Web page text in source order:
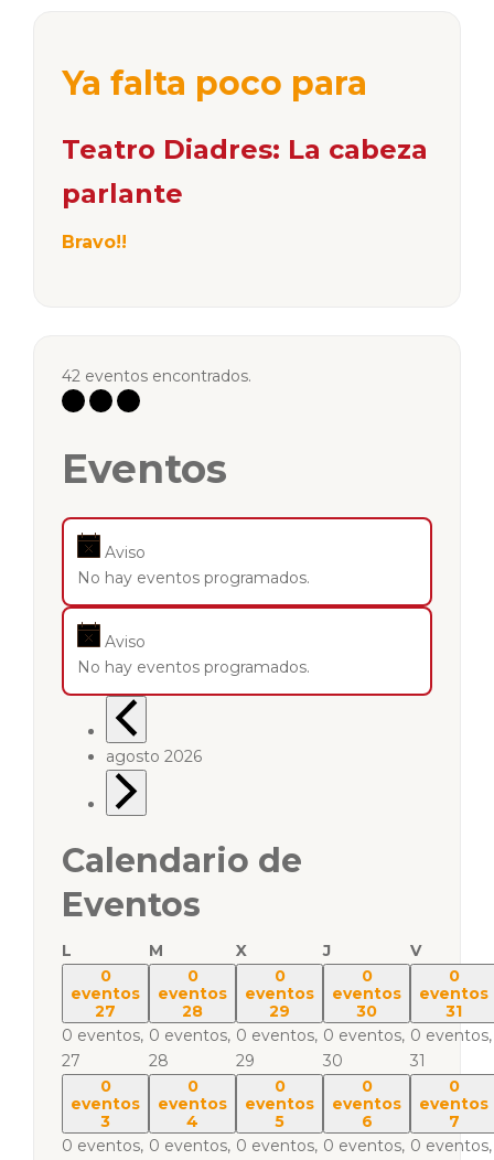
Ya falta poco para
Teatro Diadres: La cabeza
parlante
Bravo!!
42 eventos encontrados.
Eventos
Aviso
No hay eventos programados.
Aviso
No hay eventos programados.
agosto 2026
Calendario de
Eventos
L M X J
V
0
eventos
27
0 eventos,
27
0
eventos
28
0 eventos,
28
0
eventos
29
0 eventos,
29
0
eventos
30
0 eventos,
30
0
eventos
31
0 eventos,
31
0
eventos
3
0 eventos,
0
eventos
4
0 eventos,
0
eventos
5
0 eventos,
0
eventos
6
0 eventos,
0
eventos
7
0 eventos,